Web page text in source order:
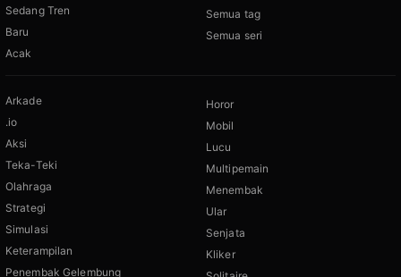
Sedang Tren
Baru
Acak
Semua tag
Semua seri
Arkade
.io
Aksi
Teka-Teki
Olahraga
Strategi
Simulasi
Keterampilan
Penembak Gelembung
Horor
Mobil
Lucu
Multipemain
Menembak
Ular
Senjata
Kliker